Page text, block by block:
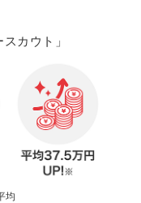
カウト」
均